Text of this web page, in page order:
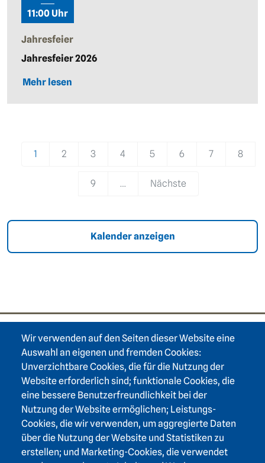
Wir verwenden auf den Seiten dieser Website eine
Auswahl an eigenen und fremden Cookies:
Unverzichtbare Cookies, die für die Nutzung der
Website erforderlich sind; funktionale Cookies, die
eine bessere Benutzerfreundlichkeit bei der
Nutzung der Website ermöglichen; Leistungs-
Cookies, die wir verwenden, um aggregierte Daten
über die Nutzung der Website und Statistiken zu
erstellen; und Marketing-Cookies, die verwendet
11:00 Uhr
Jahresfeier
Jahresfeier 2026
Mehr lesen
1 2 3 4 5 6 7 8
9 … Nächste
Kalender anzeigen
Footer area one
Footer area three
Heidelberger Akademie der Wissenschaften
Karlstraße 4
69117 Heidelberg